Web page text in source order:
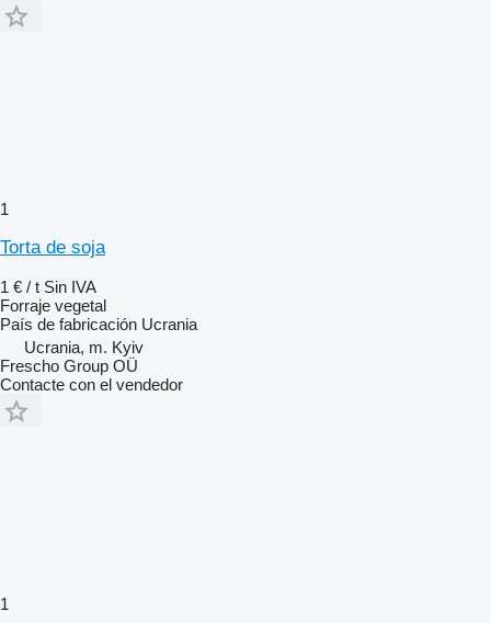
1
Torta de soja
1 € / t Sin IVA
Forraje vegetal
País de fabricación Ucrania
Ucrania, m. Kyiv
Frescho Group OÜ
Contacte con el vendedor
1